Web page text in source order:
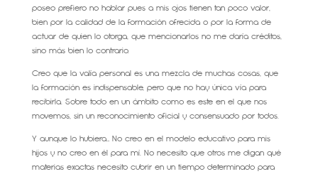
poseo prefiero no hablar pues a mis ojos tienen tan poco valor,
bien por la calidad de la formación ofrecida o por la forma de
actuar de quien lo otorga, que mencionarlos no me daría créditos,
sino más bien lo contrario.
Creo que la valía personal es una mezcla de muchas cosas, que
la formación es indispensable, pero que no hay única vía para
recibirla. Sobre todo en un ámbito como es este en el que nos
movemos, sin un reconocimiento oficial y consensuado por todos.
Y aunque lo hubiera… No creo en el modelo educativo para mis
hijos y no creo en él para mí. No necesito que otros me digan qué
materias exactas necesito cubrir en un tiempo determinado para